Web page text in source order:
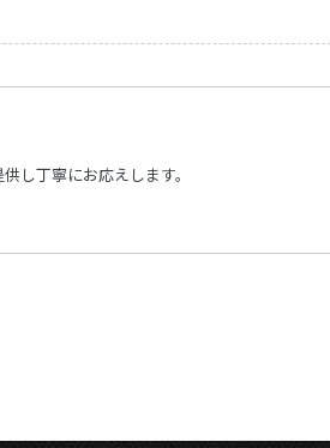
し丁寧にお応えします。